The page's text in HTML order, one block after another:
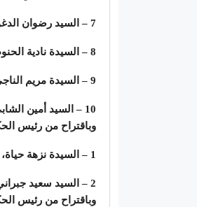
7 – السيد رضوان الدغوغي : سفيرا لدى جمهورية بولندا
8 – السيدة نادية الحنوط : سفيرة لدى جمهورية الفلبين
9 – السيدة مريم الناجي : سفيرة لدى جمهورية فيتنام الاشتراكية
10 – السيد أمين الشابي : سفيرا لدى جمهورية باكستان الإسلامية
وباقتراح من رئيس
1 – السيدة نزهة حياة، في منصب المديرة العامة لصندوق محمد السادس للاستثمار
2 – السيد سعيد جبراني، في منصب المدير العام للشركة الوطنية للضمان وتمويل المقاولة.
وباقتراح من رئيس